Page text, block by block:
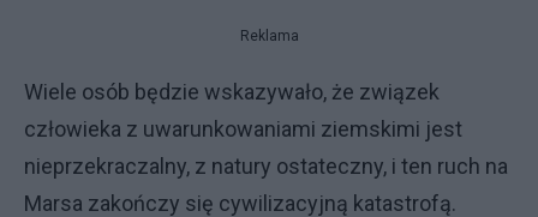
Reklama
Wiele osób będzie wskazywało, że związek
człowieka z uwarunkowaniami ziemskimi jest
nieprzekraczalny, z natury ostateczny, i ten ruch na
Marsa zakończy się cywilizacyjną katastrofą.